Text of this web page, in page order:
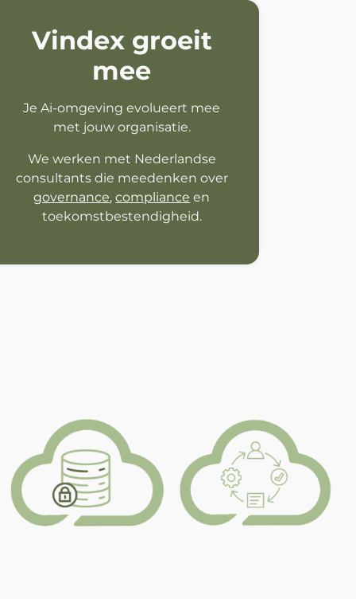
Vindex groeit
mee
Je Ai‑omgeving evolueert mee
met jouw organisatie.
We werken met Nederlandse
consultants die meedenken over
governance,compliance en
toekomstbestendigheid.